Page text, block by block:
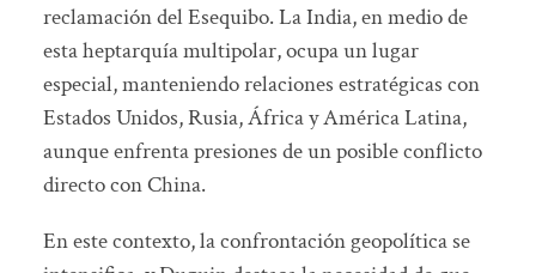
reclamación del Esequibo. La India, en medio de
esta heptarquía multipolar, ocupa un lugar
especial, manteniendo relaciones estratégicas con
Estados Unidos, Rusia, África y América Latina,
aunque enfrenta presiones de un posible conflicto
directo con China.
En este contexto, la confrontación geopolítica se